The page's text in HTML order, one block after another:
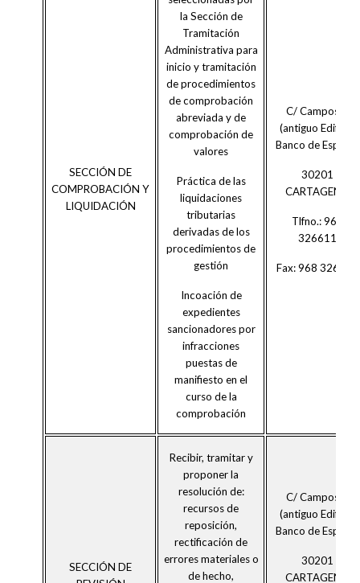
SECCIÓN DE
COMPROBACIÓN Y
LIQUIDACIÓN
la Sección de
Tramitación
Administrativa para
inicio y tramitación
de procedimientos
de comprobación
abreviada y de
comprobación de
valores
Práctica de las
liquidaciones
tributarias
derivadas de los
procedimientos de
gestión
Incoación de
expedientes
sancionadores por
infracciones
puestas de
manifiesto en el
curso de la
comprobación
C/ Campos 4
(antiguo Edificio
Banco de España)
30201
CARTAGENA
Tlfno.: 968
326611
Fax: 968 326616
SECCIÓN DE
Recibir, tramitar y
proponer la
resolución de:
recursos de
reposición,
rectificación de
errores materiales o
de hecho,
C/ Campos 4
(antiguo Edificio
Banco de España)
30201
CARTAGENA